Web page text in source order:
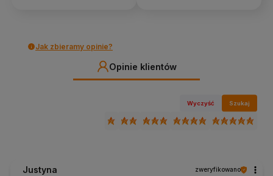
Jak zbieramy opinie?
Opinie klientów
Wyczyść Szukaj
Justyna zweryfikowano